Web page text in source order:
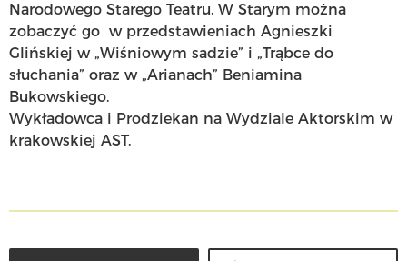
Narodowego Starego Teatru. W Starym można
zobaczyć go w przedstawieniach Agnieszki
Glińskiej w „Wiśniowym sadzie” i „Trąbce do
słuchania” oraz w „Arianach” Beniamina
Bukowskiego.
Wykładowca i Prodziekan na Wydziale Aktorskim w
krakowskiej AST.